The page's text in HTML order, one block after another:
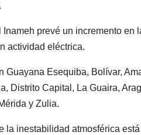
prevé un incremento
actividad eléctrica.
Guayana Esequiba, Bolívar,
Distrito Capital, La Guaira,
y Zulia.
la inestabilidad atmosférica